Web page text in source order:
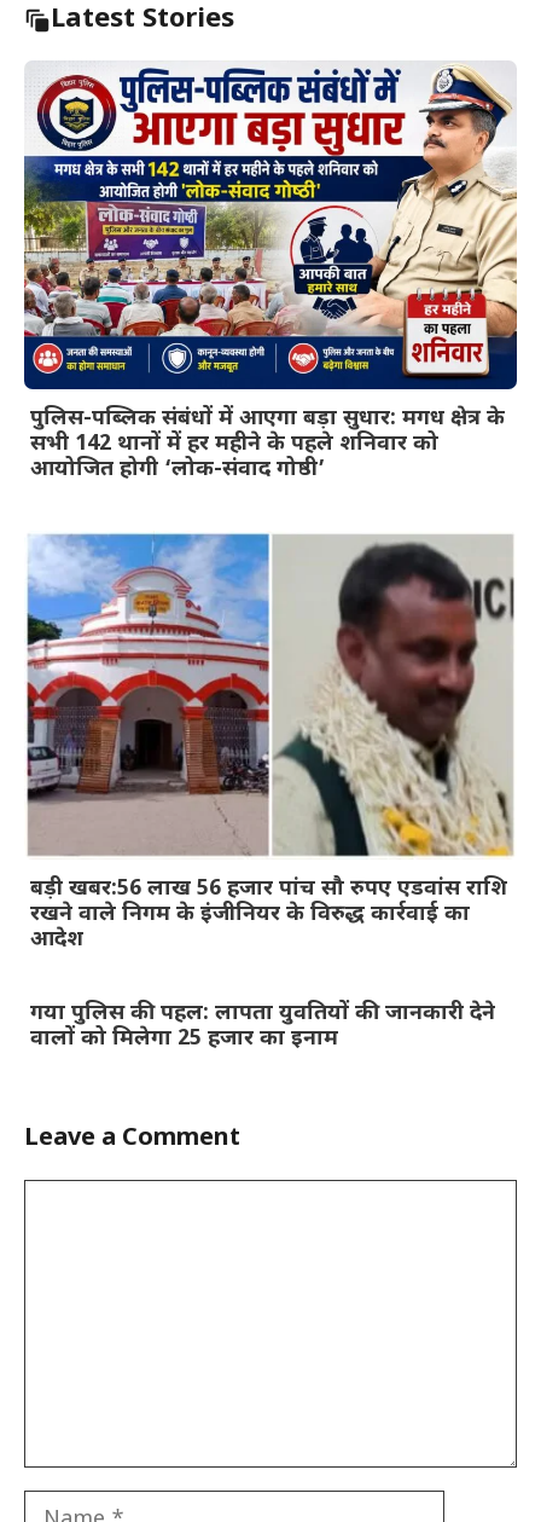
Latest Stories
पुलिस-पब्लिक संबंधों में आएगा बड़ा सुधार: मगध क्षेत्र के
सभी 142 थानों में हर महीने के पहले शनिवार को
आयोजित होगी ‘लोक-संवाद गोष्ठी’
बड़ी खबर:56 लाख 56 हजार पांच सौ रुपए एडवांस राशि
रखने वाले निगम के इंजीनियर के विरुद्ध कार्रवाई का
आदेश
गया पुलिस की पहल: लापता युवतियों की जानकारी देने
वालों को मिलेगा 25 हजार का इनाम
Leave a Comment
Name